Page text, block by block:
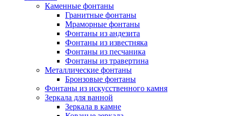
Каменные фонтаны
Гранитные фонтаны
Мраморные фонтаны
Фонтаны из андезита
Фонтаны из известняка
Фонтаны из песчаника
Фонтаны из травертина
Металлические фонтаны
Бронзовые фонтаны
Фонтаны из искусственного камня
Зеркала для ванной
Зеркала в камне